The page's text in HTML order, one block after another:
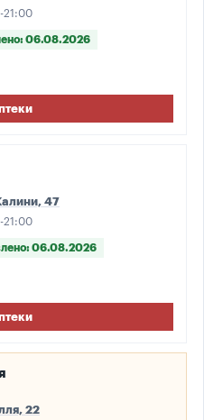
21:00
06.08.2026
47
21:00
06.08.2026
22